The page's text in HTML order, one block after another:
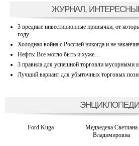
ЖУРНАЛ,
3 вредные инвестиционные привычки, от
году
Холодная война с Россией никогда и не
Нефть: Все могло быть и хуже…
3 правила для успешной торговли мусорными
Лучший вариант для убыточных торговых
Ford Kuga
Медведева Светлана
Владимировна